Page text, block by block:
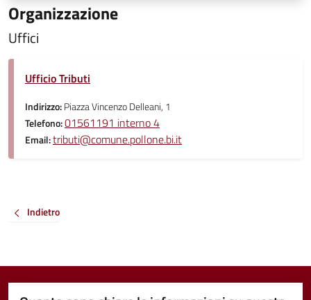
Organizzazione
Uffici
Ufficio Tributi
Indirizzo:Piazza Vincenzo Delleani, 1
Telefono:01561191 interno 4
Email:tributi@comune.pollone.bi.it
Indietro